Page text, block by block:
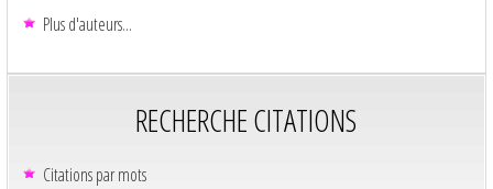
Plus d'auteurs...
RECHERCHE CITATIONS
Citations par mots